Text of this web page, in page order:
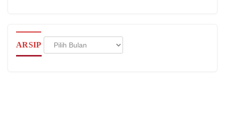
ARSIP
Arsip